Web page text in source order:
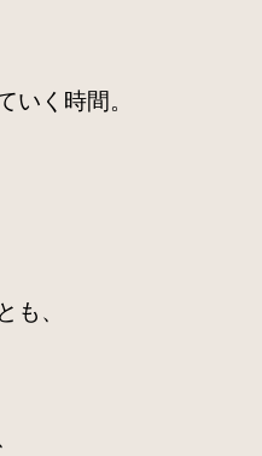
いく時間。
も、